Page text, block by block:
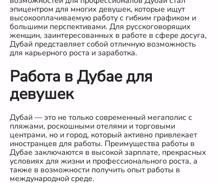
эпицентром для многих девушек, которые ищут
высокооплачиваемую работу с гибким графиком и
большими перспективами. Для русскоговорящих
женщин, заинтересованных в работе в сфере досуга,
Дубай представляет собой отличную возможность
для карьерного роста и заработка.
Работа в Дубае для
девушек
Дубай — это не только современный мегаполис с
пляжами, роскошными отелями и торговыми
центрами, но и город, который активно привлекает
иностранцев для работы. Преимущества работы в
Дубае заключаются в высокой зарплате, прекрасных
условиях для жизни и профессионального роста, а
также в возможности получить опыт работы в
международной среде.